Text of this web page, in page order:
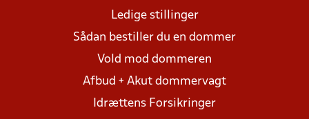
Ledige stillinger
Sådan bestiller du en dommer
Vold mod dommeren
Afbud + Akut dommervagt
Idrættens Forsikringer